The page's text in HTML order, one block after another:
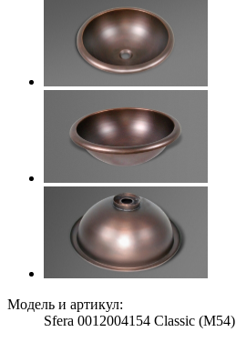
Модель и артикул:
Sfera 0012004154 Classic (M54)